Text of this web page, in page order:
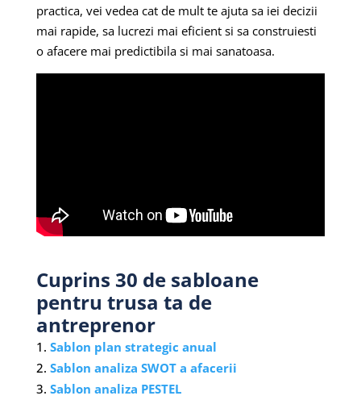
practica, vei vedea cat de mult te ajuta sa iei decizii
mai rapide, sa lucrezi mai eficient si sa construiesti
o afacere mai predictibila si mai sanatoasa.
Cuprins 30 de sabloane
pentru trusa ta de
antreprenor
Sablon plan strategic anual
Sablon analiza SWOT a afacerii
Sablon analiza PESTEL